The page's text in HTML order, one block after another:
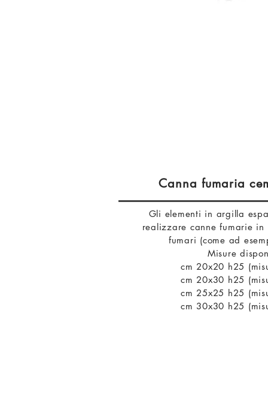
Canna fumaria
Gli elementi in argilla
realizzare canne fumarie
fumari (come ad
Misure
cm 20x20 h25
cm 20x30 h25
cm 25x25 h25
cm 30x30 h25